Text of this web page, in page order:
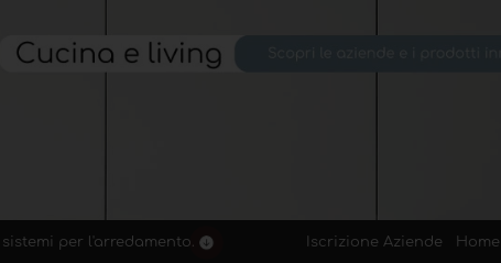
per l'arredamento. Iscrizione Aziende Home